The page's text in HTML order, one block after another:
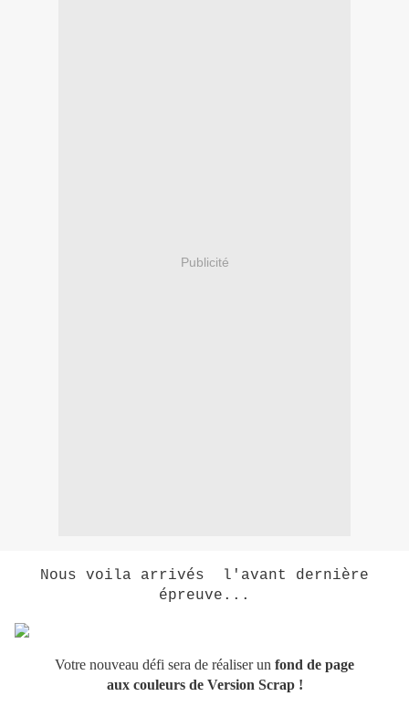
Publicité
Nous voila arrivés l'avant dernière
épreuve...
Votre nouveau défi sera de réaliser un fond de page
aux couleurs de Version Scrap !